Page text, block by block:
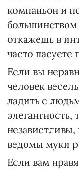
компаньон и
откажешь в
часто пасуете
Если вы
человек
ладить с
элегантность,
ведомы муки
Если вам